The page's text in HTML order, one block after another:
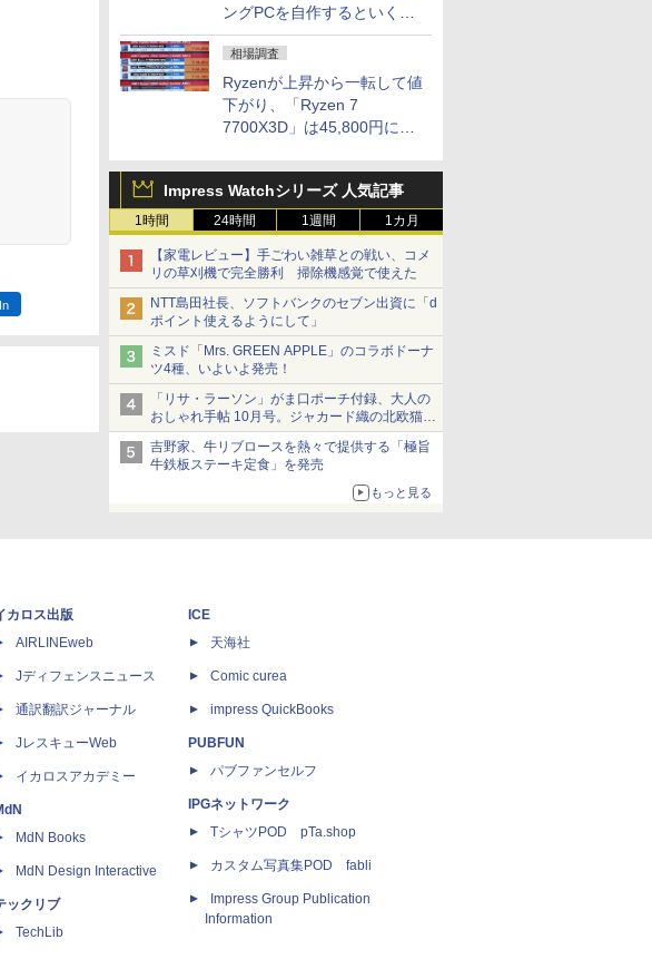
ングPCを自作するといくら
になる？
相場調査
Ryzenが上昇から一転して値
下がり、「Ryzen 7
7700X3D」は45,800円に急
との価格逆転解消 [8月前半の
CPU価格]
Impress Watchシリーズ 人気記事
1時間 24時間 1週間 1カ月
【家電レビュー】手ごわい雑草との戦い、コメ
リの草刈機で完全勝利 掃除機感覚で使えた
NTT島田社長、ソフトバンクのセブン出資に「d
ポイント使えるようにして」
ミスド「Mrs. GREEN APPLE」のコラボドーナ
ツ4種、いよいよ発売！
「リサ・ラーソン」がま口ポーチ付録、大人の
おしゃれ手帖 10月号。ジャカード織の北欧猫デ
ザイン
吉野家、牛リブロースを熱々で提供する「極旨
牛鉄板ステーキ定食」を発売
もっと見る
カロス出版
AIRLINEweb
Jディフェンスニュース
通訳翻訳ジャーナル
JレスキューWeb
イカロスアカデミー
MdN Books
MdN Design Interactive
ックリブ
TechLib
ICE
天海社
Comic curea
impress QuickBooks
PUBFUN
パブファンセルフ
IPGネットワーク
TシャツPOD pTa.shop
カスタム写真集POD fabli
Impress Group Publication
Information